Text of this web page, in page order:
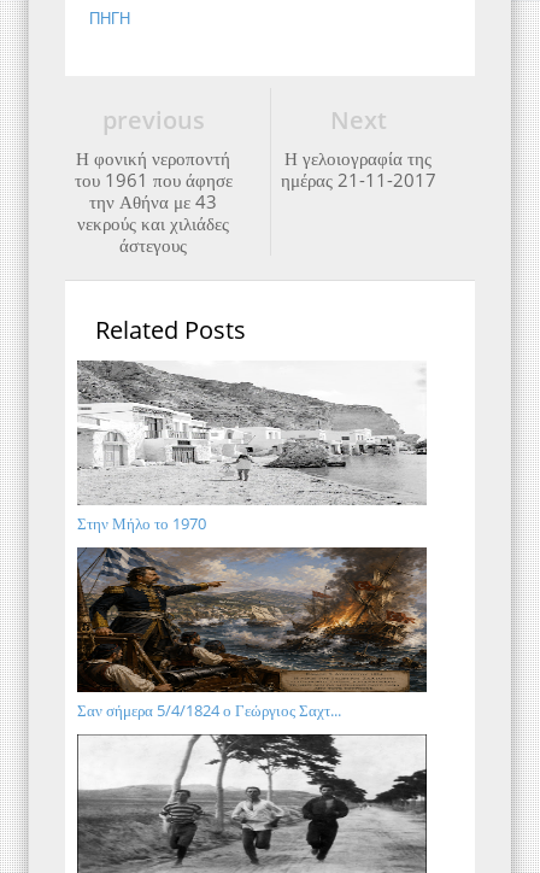
ΠΗΓΗ
Next
Η γελοιογραφία της
ημέρας 21-11-2017
previous
Η φονική νεροποντή
του 1961 που άφησε
την Αθήνα με 43
νεκρούς και χιλιάδες
άστεγους
Related Posts
Στην Μήλο το 1970
Σαν σήμερα 5/4/1824 ο Γεώργιος Σαχτ...